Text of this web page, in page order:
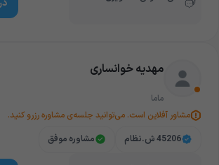
مهدیه خوانساری
ماما
مشاور آفلاین است. می‌توانید جلسه‌ی مشاوره رزرو کنید.
45206 ش.نظام
مشاوره موفق